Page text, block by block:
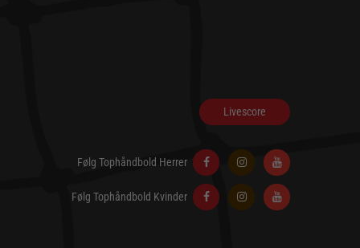
Livescore
Følg Tophåndbold Herrer
Følg Tophåndbold Kvinder